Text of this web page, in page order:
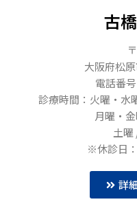
古
大阪府松
電話番号
診療時間：火曜・水
月曜・
土曜
※休診日
詳